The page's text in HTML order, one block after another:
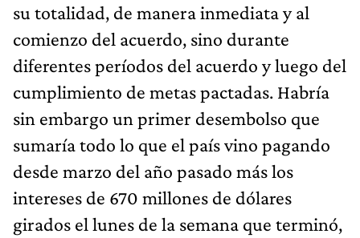
su totalidad, de manera inmediata y al
comienzo del acuerdo, sino durante
diferentes períodos del acuerdo y luego del
cumplimiento de metas pactadas. Habría
sin embargo un primer desembolso que
sumaría todo lo que el país vino pagando
desde marzo del año pasado más los
intereses de 670 millones de dólares
girados el lunes de la semana que terminó,